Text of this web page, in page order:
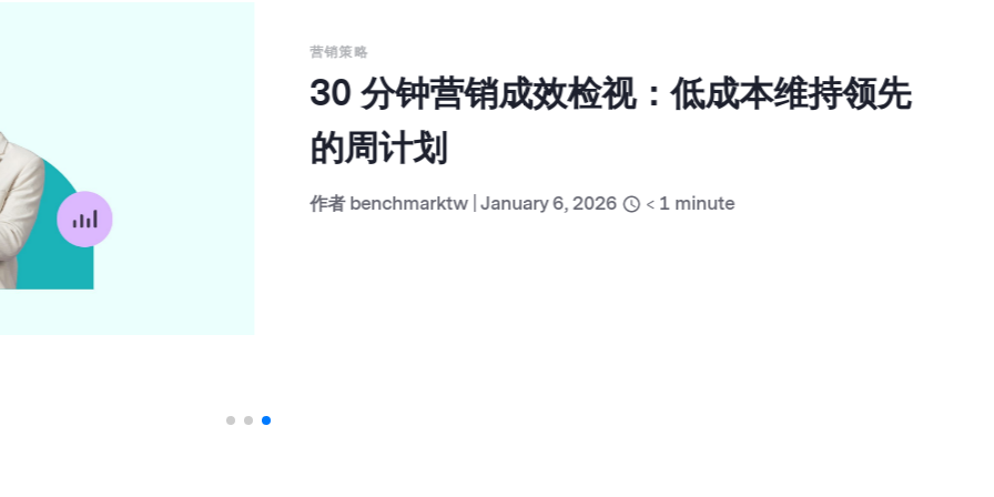
营销策略
30 分钟营销成效检视：低成本维持领先
的周计划
作者benchmarktw|January 6, 2026 < 1 minute